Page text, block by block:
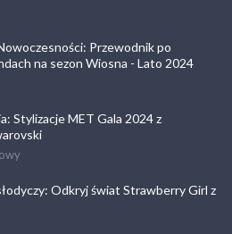
Przewodnik po
na sezon Wiosna - Lato 2024
Stylizacje MET Gala 2024 z
Odkryj świat Strawberry Girl z